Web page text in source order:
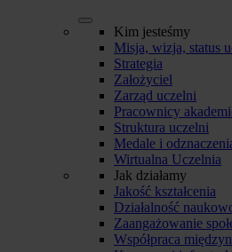
Kim jesteśmy
Misja, wizja, status
Strategia
Założyciel
Zarząd uczelni
Pracownicy
Struktura uczelni
Medale i
Wirtualna Uczelnia
Jak działamy
Jakość kształcenia
Działalność
Zaangażowanie
Współpraca